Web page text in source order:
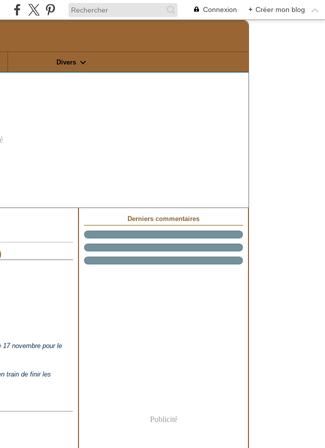
Connexion + Créer mon blog
Divers
novembre pour le
train de finir les
Derniers commentaires
Publicité